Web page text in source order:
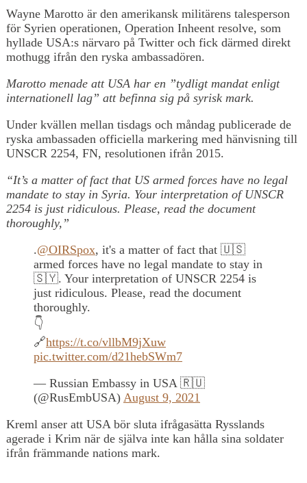
Wayne Marotto är den amerikansk militärens talesperson
för Syrien operationen, Operation Inheent resolve, som
hyllade USA:s närvaro på Twitter och fick därmed direkt
mothugg ifrån den ryska ambassadören.
Marotto menade att USA har en ”tydligt mandat enligt
internationell lag” att befinna sig på syrisk mark.
Under kvällen mellan tisdags och måndag publicerade de
ryska ambassaden officiella markering med hänvisning till
UNSCR 2254, FN, resolutionen ifrån 2015.
“It’s a matter of fact that US armed forces have no legal
mandate to stay in Syria. Your interpretation of UNSCR
2254 is just ridiculous. Please, read the document
thoroughly,”
.@OIRSpox, it's a matter of fact that 🇺🇸
armed forces have no legal mandate to stay in
🇸🇾. Your interpretation of UNSCR 2254 is
just ridiculous. Please, read the document
thoroughly.
👇
🔗https://t.co/vllbM9jXuw
pic.twitter.com/d21hebSWm7
— Russian Embassy in USA 🇷🇺
(@RusEmbUSA) August 9, 2021
Kreml anser att USA bör sluta ifrågasätta Rysslands
agerade i Krim när de själva inte kan hålla sina soldater
ifrån främmande nations mark.